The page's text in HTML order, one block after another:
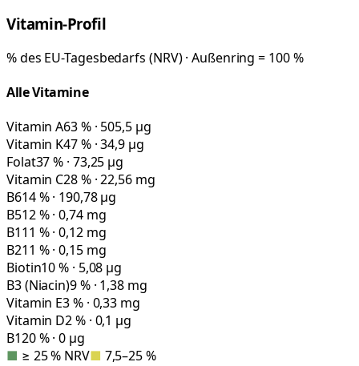
Vitamin-Profil
% des EU-Tagesbedarfs (NRV) · Außenring = 100 %
Alle Vitamine
Vitamin A63 % · 505,5 µg
Vitamin K47 % · 34,9 µg
Folat37 % · 73,25 µg
Vitamin C28 % · 22,56 mg
B614 % · 190,78 µg
B512 % · 0,74 mg
B111 % · 0,12 mg
B211 % · 0,15 mg
Biotin10 % · 5,08 µg
B3 (Niacin)9 % · 1,38 mg
Vitamin E3 % · 0,33 mg
Vitamin D2 % · 0,1 µg
B120 % · 0 µg
■ ≥ 25 % NRV■ 7,5–25 %